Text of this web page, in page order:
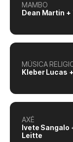
MAMBO
Dean Martin +
MÚSICA
Kleber Lucas
AXÉ
Ivete Sangalo
Leitte